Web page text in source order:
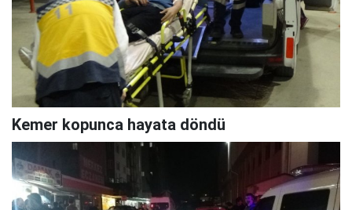
Kemer kopunca hayata döndü